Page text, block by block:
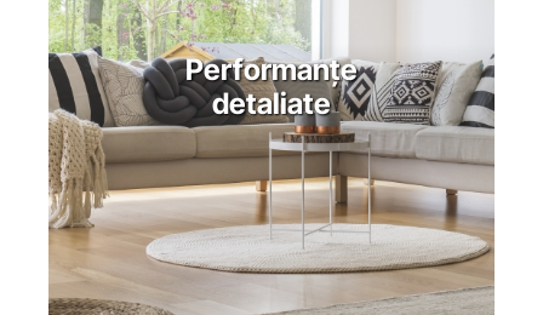
Performanțe
detaliate